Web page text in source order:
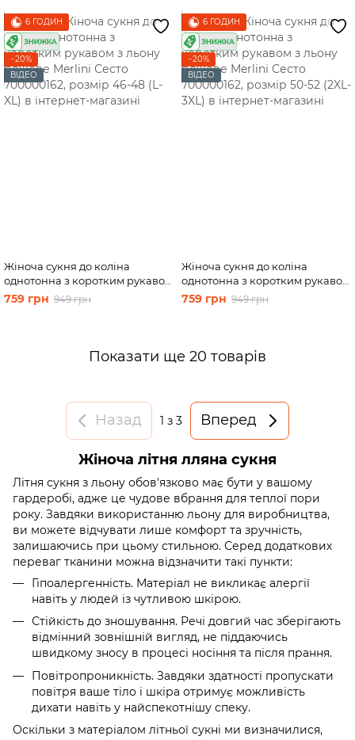
6 ГОДИН
−20%
ВІДЕО
Жіноча сукня до коліна
однотонна з коротким рукавом
з льону рожеве Merlini Сесто
700000162, розмір 46-48 (L-XL)
759 грн 949 грн
6 ГОДИН
−20%
ВІДЕО
Жіноча сукня до коліна
однотонна з коротким рукавом
з льону рожеве Merlini Сесто
700000162, розмір 50-52 (2XL-
759 грн 949 грн
Показати ще 20 товарів
Назад 1 з 3 Вперед
Жіноча літня лляна сукня
Літня сукня з льону обов'язково має бути у вашому
гардеробі, адже це чудове вбрання для теплої пори
року. Завдяки використанню льону для виробництва,
ви можете відчувати лише комфорт та зручність,
залишаючись при цьому стильною. Серед додаткових
переваг тканини можна відзначити такі пункти:
Гіпоалергенність. Матеріал не викликає алергії
навіть у людей із чутливою шкірою.
Стійкість до зношування. Речі довгий час зберігають
відмінний зовнішній вигляд, не піддаючись
швидкому зносу в процесі носіння та після прання.
Повітропроникність. Завдяки здатності пропускати
повітря ваше тіло і шкіра отримує можливість
дихати навіть у найспекотнішу спеку.
Оскільки з матеріалом літньої сукні ми визначилися,